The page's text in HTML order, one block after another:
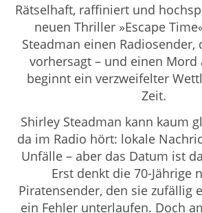
Rätselhaft, raffiniert und
neuen Thriller »Escape
Steadman einen Radiosender,
vorhersagt – und einen Mord
beginnt ein verzweifelter
Zeit.
Shirley Steadman kann kaum
da im Radio hört: lokale
Unfälle – aber das Datum ist
Erst denkt die 70-Jährige
Piratensender, den sie zufällig
ein Fehler unterlaufen. Doch